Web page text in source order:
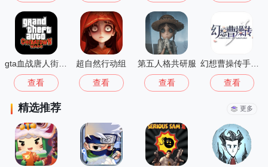
查看
超自然行动组
查看
第五人格共研服
查看 查看
精选推荐 更多